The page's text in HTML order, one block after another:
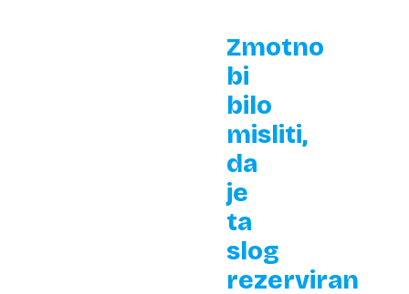
Zmotno
bi
bilo
misliti,
da
je
ta
slog
rezerviran